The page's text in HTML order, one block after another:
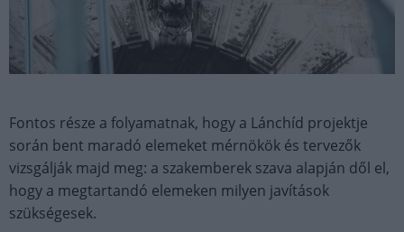
Fontos része a folyamatnak, hogy a Lánchíd projektje
során bent maradó elemeket mérnökök és tervezők
vizsgálják majd meg: a szakemberek szava alapján dől el,
hogy a megtartandó elemeken milyen javítások
szükségesek.